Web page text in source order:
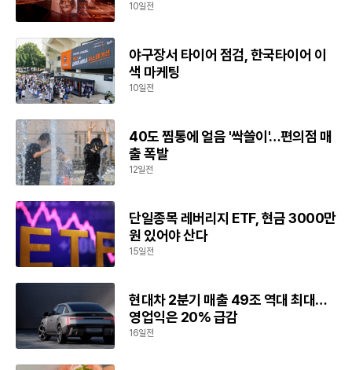
10일전
야구장서 타이어 점검, 한국타이어 이
색 마케팅
10일전
40도 찜통에 얼음 '싹쓸이'…편의점 매
출 폭발
12일전
단일종목 레버리지 ETF, 현금 3000만
원 있어야 산다
15일전
현대차 2분기 매출 49조 역대 최대…
영업익은 20% 급감
16일전